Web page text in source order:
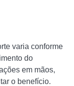
varia conforme
do
em mãos,
o benefício.